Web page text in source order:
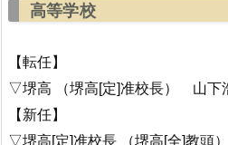
高等学校
【転任】
▽堺高 （堺高[定]准校長） 山下
【新任】
▽堺高[定]准校長 （堺高[全]教頭